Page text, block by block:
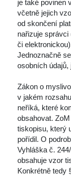
je také povinen
včetně jejich
od skončení
nařizuje
či
Jednoznačně
osobních
Zákon o
v jakém
neříká, které
obsahovat.
tiskopisu, který
pořídil. O
Vyhláška č.
obsahuje vzor
Konkrétně tedy